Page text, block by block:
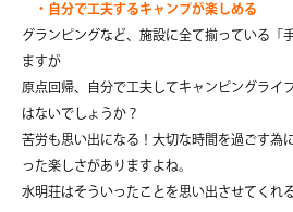
・自分で工夫するキャンプが楽しめる
グランピングなど、施設に全て揃っている「
ますが
原点回帰、自分で工夫してキャンピングライ
はないでしょうか？
苦労も思い出になる！大切な時間を過ごす為
った楽しさがありますよね。
水明荘はそういったことを思い出させてくれ